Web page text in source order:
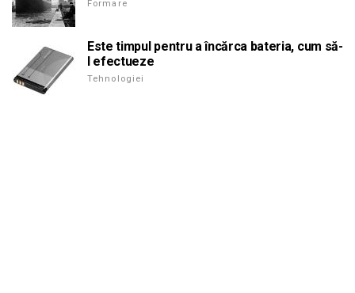
Formare
Este timpul pentru a încărca bateria, cum să-
l efectueze
Tehnologiei